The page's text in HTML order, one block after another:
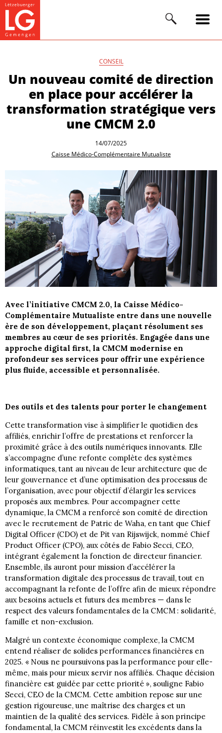
CONSEIL
Un nouveau comité de direction
en place pour accélérer la
transformation stratégique vers
une CMCM 2.0
14/07/2025
Caisse Médico-Complémentaire Mutualiste
Avec l’initiative CMCM 2.0, la Caisse Médico-
Complémentaire Mutualiste entre dans une nouvelle
ère de son développement, plaçant résolument ses
membres au cœur de ses priorités. Engagée dans une
approche digital first, la CMCM modernise en
profondeur ses services pour offrir une expérience
plus fluide, accessible et personnalisée.
Des outils et des talents pour porter le changement
Cette transformation vise à simplifier le quotidien des
affiliés, enrichir l’offre de prestations et renforcer la
proximité grâce à des outils numériques innovants. Elle
s’accompagne d’une refonte complète des systèmes
informatiques, tant au niveau de leur architecture que de
leur gouvernance et d’une optimisation des processus de
l’organisation, avec pour objectif d’élargir les services
proposés aux membres. Pour accompagner cette
dynamique, la CMCM a renforcé son comité de direction
avec le recrutement de Patric de Waha, en tant que Chief
Digital Officer (CDO) et de Pit van Rijswijck, nommé Chief
Product Officer (CPO), aux côtés de Fabio Secci, CEO,
intégrant également la fonction de directeur financier.
Ensemble, ils auront pour mission d’accélérer la
transformation digitale des processus de travail, tout en
accompagnant la refonte de l’offre afin de mieux répondre
aux besoins actuels et futurs des membres — dans le
respect des valeurs fondamentales de la CMCM : solidarité,
famille et non-exclusion.
Malgré un contexte économique complexe, la CMCM
entend réaliser de solides performances financières en
2025. « Nous ne poursuivons pas la performance pour elle-
même, mais pour mieux servir nos affiliés. Chaque décision
financière est guidée par cette priorité », souligne Fabio
Secci, CEO de la CMCM. Cette ambition repose sur une
gestion rigoureuse, une maîtrise des charges et un
maintien de la qualité des services. Fidèle à son principe
fondamental, la CMCM réinvestit les excédents dans la